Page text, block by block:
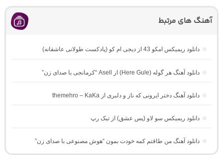
آهنگ های مرتبط
دانلود ریمیکس امکو 43 از دیجی ام کو (پادکست طولانی عاشقانه)
دانلود آهنگ هر گوله (Here Gule) از Asell “کرمانجی با صدای زن”
دانلود آهنگ دختر ایرونی که ناز و دلبری از themehro – KaKa
دانلود ریمیکس سو لاو (پس عشق) از تیک رپ
دانلود آهنگ من طاقتم کمه خودت بمون “هوش مصنوعی با صدای زن”